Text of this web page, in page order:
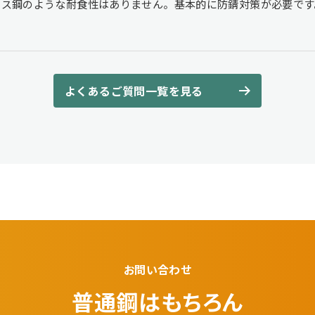
鋼のような耐食性はありません。基本的に防錆対策が必要で
よくあるご質問一覧を見る
お問い合わせ
普通鋼はもちろん